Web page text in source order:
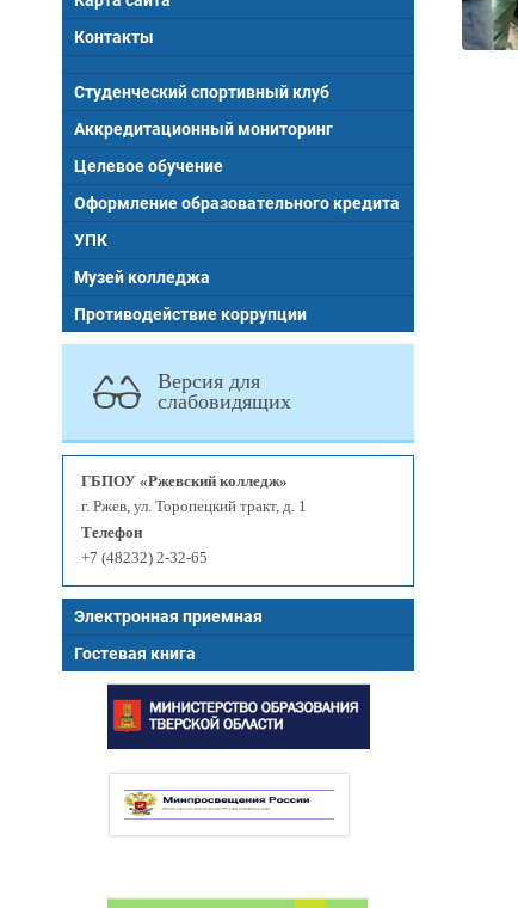
Контакты
Студенческий спортивный клуб
Аккредитационный мониторинг
Целевое обучение
Оформление образовательного кредита
УПК
Музей колледжа
Противодействие коррупции
Версия для
слабовидящих
ГБПОУ «Ржевский колледж»
г. Ржев, ул. Торопецкий тракт, д. 1
Телефон
+7 (48232) 2-32-65
Электронная приемная
Гостевая книга